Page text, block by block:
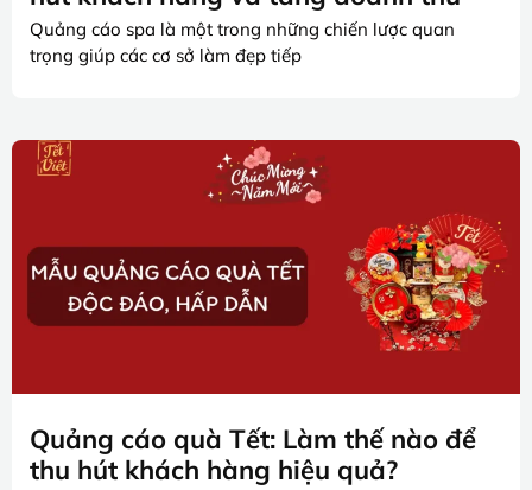
Quảng cáo spa là một trong những chiến lược quan
trọng giúp các cơ sở làm đẹp tiếp
Quảng cáo quà Tết: Làm thế nào để
thu hút khách hàng hiệu quả?